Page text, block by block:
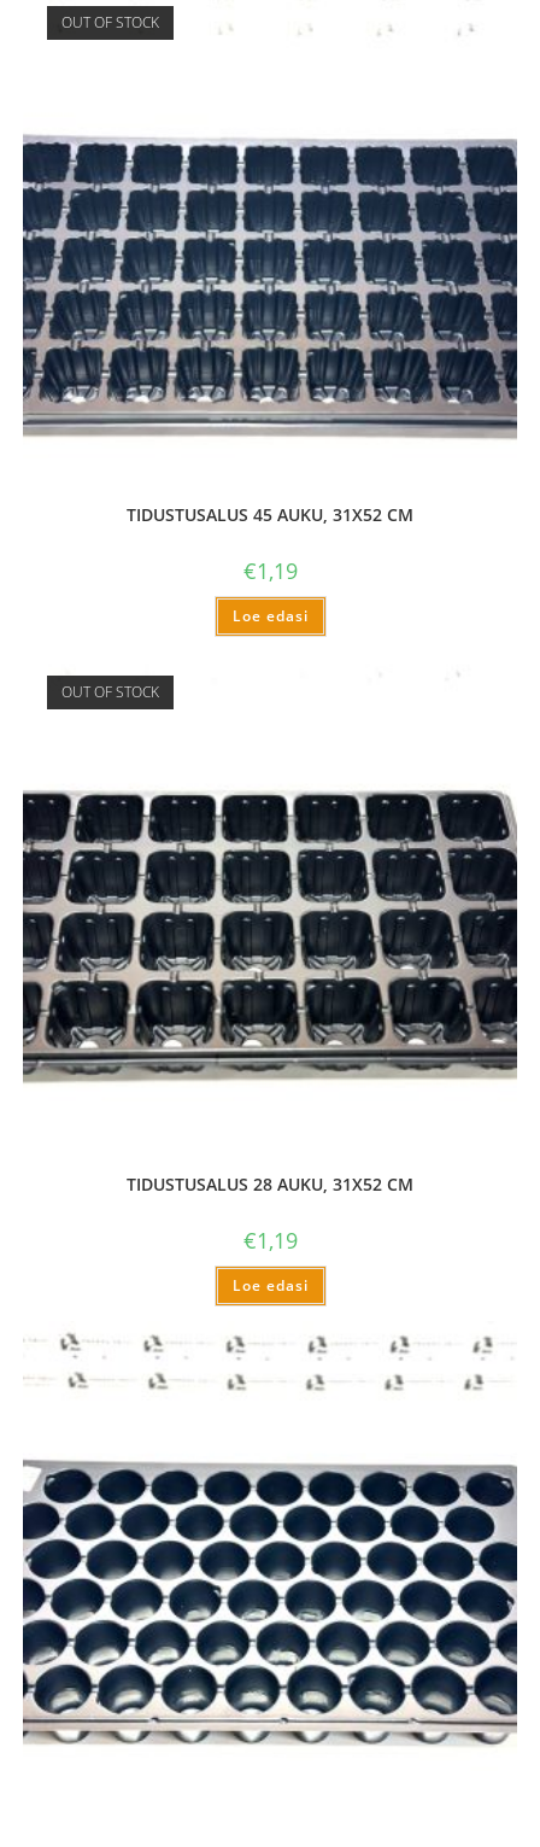
OUT OF STOCK
TIDUSTUSALUS 45 AUKU, 31X52 CM
€1,19
Loe edasi
OUT OF STOCK
TIDUSTUSALUS 28 AUKU, 31X52 CM
€1,19
Loe edasi